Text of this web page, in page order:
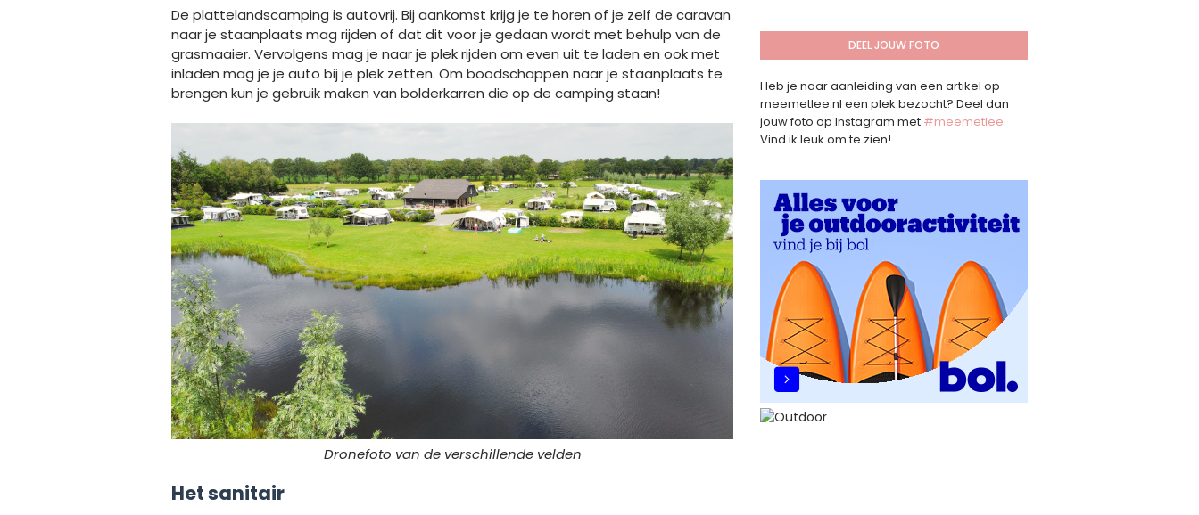
De plattelandscamping is autovrij. Bij aankomst krijg je te horen of je zelf de caravan
naar je staanplaats mag rijden of dat dit voor je gedaan wordt met behulp van de
grasmaaier. Vervolgens mag je naar je plek rijden om even uit te laden en ook met
inladen mag je je auto bij je plek zetten. Om boodschappen naar je staanplaats te
brengen kun je gebruik maken van bolderkarren die op de camping staan!
Dronefoto van de verschillende velden
Het sanitair
DEEL JOUW FOTO
Heb je naar aanleiding van een artikel op
meemetlee.nl een plek bezocht? Deel dan
jouw foto op Instagram met #meemetlee.
Vind ik leuk om te zien!